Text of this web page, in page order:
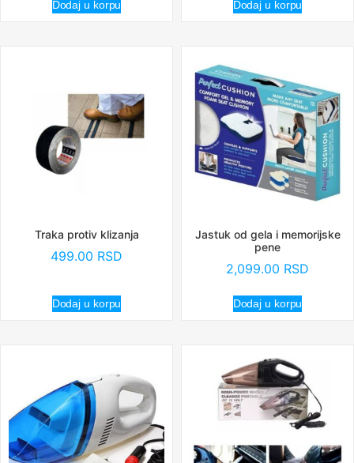
Dodaj u korpu Dodaj u korpu
Traka protiv klizanja
499.00 RSD
Dodaj u korpu
Jastuk od gela i memorijske
pene
2,099.00 RSD
Dodaj u korpu